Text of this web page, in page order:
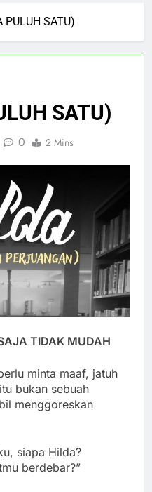
PULUH SATU)
SATU)
0 2 Mins
TIDAK MUDAH
minta maaf, jatuh
bukan sebuah
menggoreskan
siapa Hilda?
berdebar?”